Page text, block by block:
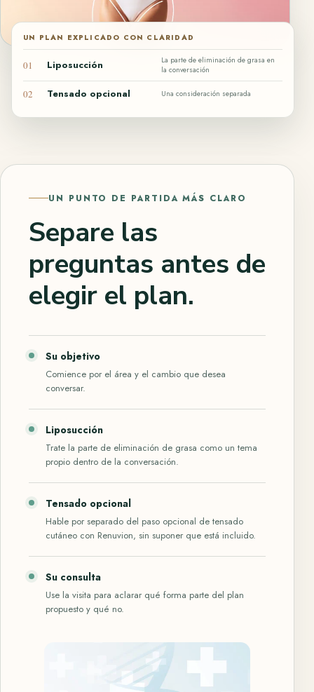
UN PLAN EXPLICADO CON CLARIDAD
01 Liposucción
La parte de eliminación de grasa en
la conversación
02 Tensado opcional Una consideración separada
UN PUNTO DE PARTIDA MÁS CLARO
Separe las
preguntas antes de
elegir el plan.
Su objetivo
Comience por el área y el cambio que desea
conversar.
Liposucción
Trate la parte de eliminación de grasa como un tema
propio dentro de la conversación.
Tensado opcional
Hable por separado del paso opcional de tensado
cutáneo con Renuvion, sin suponer que está incluido.
Su consulta
Use la visita para aclarar qué forma parte del plan
propuesto y qué no.